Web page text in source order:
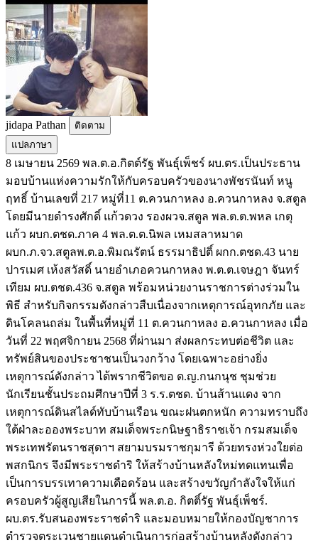
jidapa Pathan
ติดตาม
แปลภาษา
8 เมษายน 2569 พล.ต.อ.กิตต์รัฐ พันธุ์เพ็ชร์ ผบ.ตร.เป็นประธาน
มอบบ้านแห่งความรักให้กับครอบครัวของนางพัชรนันท์ หนู
ฤทธิ์ บ้านเลขที่ 217 หมู่ที่11 ต.ควนกาหลง อ.ควนกาหลง จ.สตูล
โดยมีนายดำรงศักดิ์ แก้วดวง รองผวจ.สตูล พล.ต.ต.พหล เกตุ
แก้ว ผบก.ตชด.ภาค 4 พล.ต.ต.นิพล เหมสลาหมาด
ผบก.ภ.จว.สตูลพ.ต.อ.พิมณรัตน์ ธรรมาธิปติ์ ผกก.ตชด.43 นาย
ปารเมศ เห้งสวัสดิ์ นายอำเภอควนกาหลง พ.ต.ต.เจษฎา จันทร์
เทียม ผบ.ตชด.436 จ.สตูล พร้อมหน่วยงานราชการต่างร่วมใน
พิธี สำหรับกิจกรรมดังกล่าวสืบเนื่องจากเหตุการณ์อุทกภัย และ
ดินโคลนถล่ม ในพื้นที่หมู่ที่ 11 ต.ควนกาหลง อ.ควนกาหลง เมื่อ
วันที่ 22 พฤศจิกายน 2568 ที่ผ่านมา ส่งผลกระทบต่อชีวิต และ
ทรัพย์สินของประชาชนเป็นวงกว้าง โดยเฉพาะอย่างยิ่ง
เหตุการณ์ดังกล่าว ได้พรากชีวิตขอ ด.ญ.กนกนุช ชุมช่วย
นักเรียนชั้นประถมศึกษาปีที่ 3 ร.ร.ตชด. บ้านส้านแดง จาก
เหตุการณ์ดินสไลด์ทับบ้านเรือน ขณะฝนตกหนัก ความทราบถึง
ใต้ฝ่าละอองพระบาท สมเด็จพระกนิษฐาธิราชเจ้า กรมสมเด็จ
พระเทพรัตนราชสุดาฯ สยามบรมราชกุมารี ด้วยทรงห่วงใยต่อ
พสกนิกร จึงมีพระราชดำริ ให้สร้างบ้านหลังใหม่ทดแทนเพื่อ
เป็นการบรรเทาความเดือดร้อน และสร้างขวัญกำลังใจให้แก่
ครอบครัวผู้สูญเสียในการนี้ พล.ต.อ. กิตติ์รัฐ พันธุ์เพ็ชร์.
ผบ.ตร.รับสนองพระราชดำริ และมอบหมายให้กองบัญชาการ
ตำรวจตระเวนชายแดนดำเนินการก่อสร้างบ้านหลังดังกล่าว